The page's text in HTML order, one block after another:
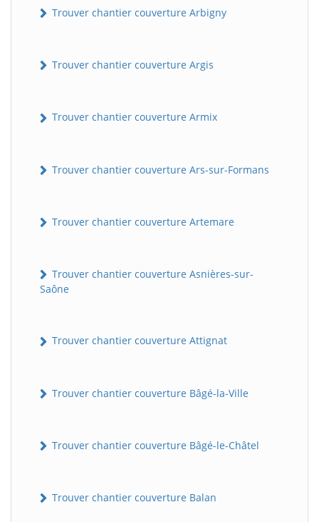
Trouver chantier couverture Arbigny
Trouver chantier couverture Argis
Trouver chantier couverture Armix
Trouver chantier couverture Ars-sur-Formans
Trouver chantier couverture Artemare
Trouver chantier couverture Asnières-sur-
Saône
Trouver chantier couverture Attignat
Trouver chantier couverture Bâgé-la-Ville
Trouver chantier couverture Bâgé-le-Châtel
Trouver chantier couverture Balan